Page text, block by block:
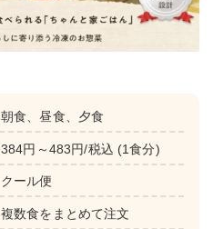
朝食、昼食、夕食
384円～483円/税込 (1食分)
クール便
複数食をまとめて注文